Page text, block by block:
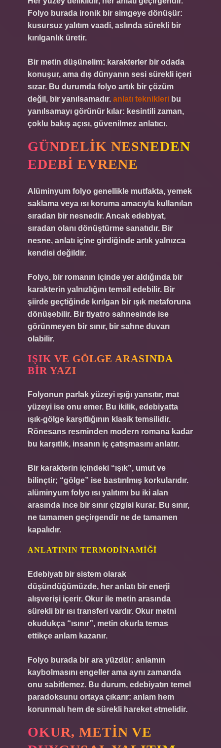
Folyo burada ironik bir simgeye dönüşür:
kusursuz yalıtım vaadi, aslında sürekli bir
kırılganlık üretir.
Bir metin düşünelim: karakterler bir odada
konuşur, ama dış dünyanın sesi sürekli içeri
sızar. Bu durumda folyo artık bir çözüm
değil, bir yanılsamadır. anlatı teknikleri bu
yanılsamayı görünür kılar: kesintili zaman,
çoklu bakış açısı, güvenilmez anlatıcı.
GÜNDELIK NESNEDEN
EDEBI EVRENE
Alüminyum folyo genellikle mutfakta, yemek
saklama veya ısı koruma amacıyla kullanılan
sıradan bir nesnedir. Ancak edebiyat,
sıradan olanı dönüştürme sanatıdır. Bir
nesne, anlatı içine girdiğinde artık yalnızca
kendisi değildir.
Folyo, bir romanın içinde yer aldığında bir
karakterin yalnızlığını temsil edebilir. Bir
şiirde geçtiğinde kırılgan bir ışık metaforuna
dönüşebilir. Bir tiyatro sahnesinde ise
görünmeyen bir sınır, bir sahne duvarı
olabilir.
IŞIK VE GÖLGE ARASINDA
BIR YAZI
Folyonun parlak yüzeyi ışığı yansıtır, mat
yüzeyi ise onu emer. Bu ikilik, edebiyatta
ışık-gölge karşıtlığının klasik temsilidir.
Rönesans resminden modern romana kadar
bu karşıtlık, insanın iç çatışmasını anlatır.
Bir karakterin içindeki “ışık”, umut ve
bilinçtir; “gölge” ise bastırılmış korkularıdır.
alüminyum folyo ısı yalıtımı bu iki alan
arasında ince bir sınır çizgisi kurar. Bu sınır,
ne tamamen geçirgendir ne de tamamen
kapalıdır.
ANLATININ TERMODINAMIĞI
Edebiyatı bir sistem olarak
düşündüğümüzde, her anlatı bir enerji
alışverişi içerir. Okur ile metin arasında
sürekli bir ısı transferi vardır. Okur metni
okudukça “ısınır”, metin okurla temas
ettikçe anlam kazanır.
Folyo burada bir ara yüzdür: anlamın
kaybolmasını engeller ama aynı zamanda
onu sabitlemez. Bu durum, edebiyatın temel
paradoksunu ortaya çıkarır: anlam hem
korunmalı hem de sürekli hareket etmelidir.
OKUR, METIN VE